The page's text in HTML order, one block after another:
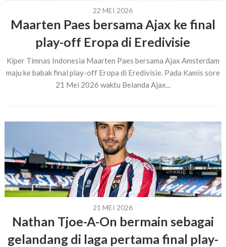
22 MEI 2026
Maarten Paes bersama Ajax ke final
play-off Eropa di Eredivisie
Kiper Timnas Indonesia Maarten Paes bersama Ajax Amsterdam
maju ke babak final play-off Eropa di Eredivisie. Pada Kamis sore
21 Mei 2026 waktu Belanda Ajax...
21 MEI 2026
Nathan Tjoe-A-On bermain sebagai
gelandang di laga pertama final play-